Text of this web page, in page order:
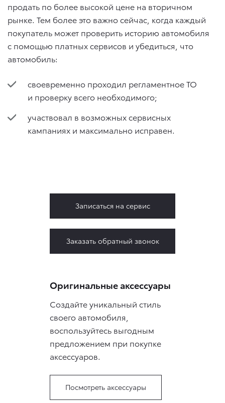
продать по более высокой цене на вторичном
рынке. Тем более это важно сейчас, когда каждый
покупатель может проверить историю автомобиля
с помощью платных сервисов и убедиться, что
автомобиль:
своевременно проходил регламентное ТО
и проверку всего необходимого;
участвовал в возможных сервисных
кампаниях и максимально исправен.
Записаться на сервис
Заказать обратный звонок
Оригинальные аксессуары
Создайте уникальный стиль
своего автомобиля,
воспользуйтесь выгодным
предложением при покупке
аксессуаров.
Посмотреть аксессуары